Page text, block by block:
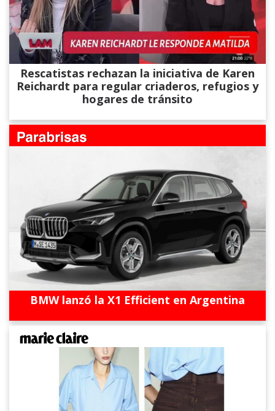
Rescatistas rechazan la iniciativa de Karen
Reichardt para regular criaderos, refugios y
hogares de tránsito
BMW lanzó la X1 Efficient en Argentina